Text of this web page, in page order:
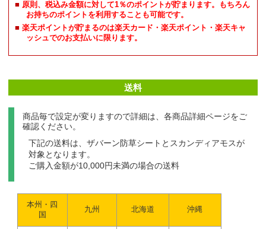
原則、税込み金額に対して1％のポイントが貯まります。もちろん
お持ちのポイントを利用することも可能です。
楽天ポイントが貯まるのは楽天カード・楽天ポイント・楽天キャ
ッシュでのお支払いに限ります。
送料
商品毎で設定が変りますので詳細は、各商品詳細ページをご
確認ください。
下記の送料は、ザバーン防草シートとスカンディアモスが
対象となります。
ご購入金額が10,000円未満の場合の送料
本州・四
国
九州 北海道 沖縄